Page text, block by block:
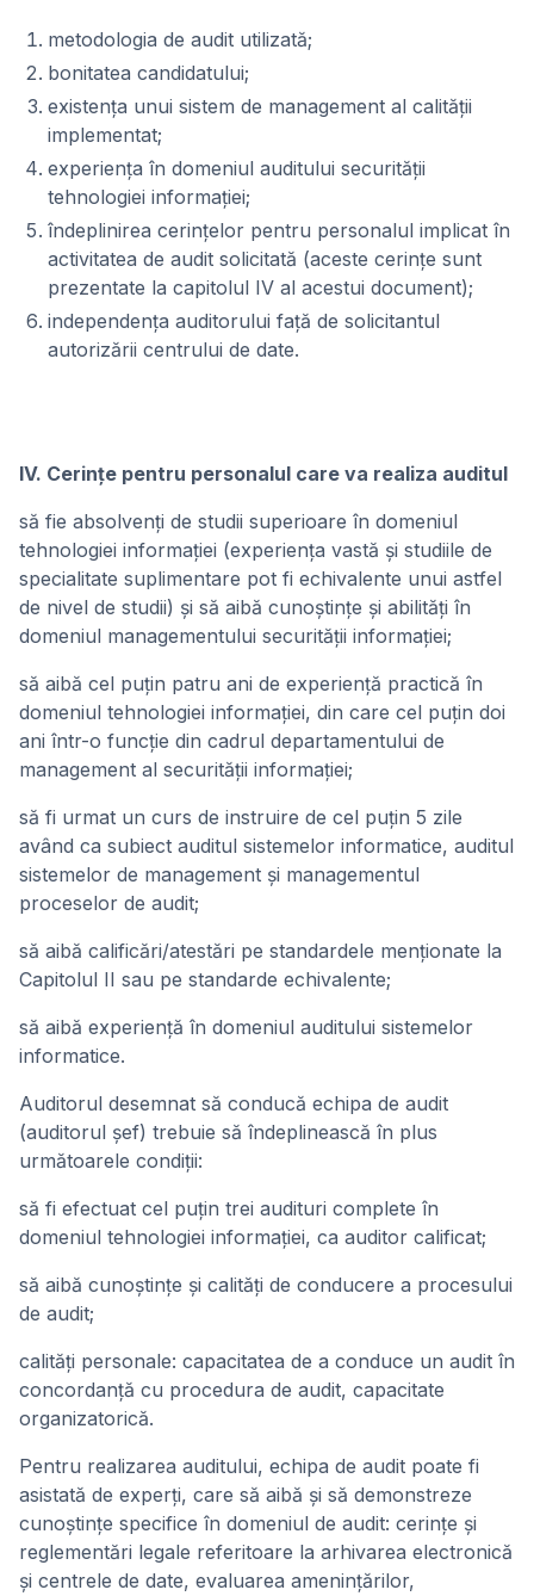
metodologia de audit utilizată;
bonitatea candidatului;
existenţa unui sistem de management al calităţii
implementat;
experienţa în domeniul auditului securităţii
tehnologiei informaţiei;
îndeplinirea cerinţelor pentru personalul implicat în
activitatea de audit solicitată (aceste cerinţe sunt
prezentate la capitolul IV al acestui document);
independenţa auditorului faţă de solicitantul
autorizării centrului de date.
IV. Cerinţe pentru personalul care va realiza auditul
să fie absolvenţi de studii superioare în domeniul
tehnologiei informaţiei (experienţa vastă şi studiile de
specialitate suplimentare pot fi echivalente unui astfel
de nivel de studii) şi să aibă cunoştinţe şi abilităţi în
domeniul managementului securităţii informaţiei;
să aibă cel puţin patru ani de experienţă practică în
domeniul tehnologiei informaţiei, din care cel puţin doi
ani într-o funcţie din cadrul departamentului de
management al securităţii informaţiei;
să fi urmat un curs de instruire de cel puţin 5 zile
având ca subiect auditul sistemelor informatice, auditul
sistemelor de management şi managementul
proceselor de audit;
să aibă calificări/atestări pe standardele menţionate la
Capitolul II sau pe standarde echivalente;
să aibă experienţă în domeniul auditului sistemelor
informatice.
Auditorul desemnat să conducă echipa de audit
(auditorul şef) trebuie să îndeplinească în plus
următoarele condiţii:
să fi efectuat cel puţin trei audituri complete în
domeniul tehnologiei informaţiei, ca auditor calificat;
să aibă cunoştinţe şi calităţi de conducere a procesului
de audit;
calităţi personale: capacitatea de a conduce un audit în
concordanţă cu procedura de audit, capacitate
organizatorică.
Pentru realizarea auditului, echipa de audit poate fi
asistată de experţi, care să aibă şi să demonstreze
cunoştinţe specifice în domeniul de audit: cerinţe şi
reglementări legale referitoare la arhivarea electronică
şi centrele de date, evaluarea ameninţărilor,